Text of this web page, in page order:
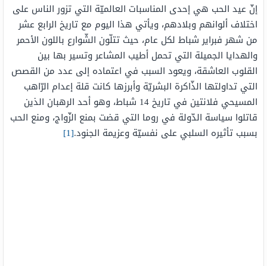
إنّ عيد الحب هي إحدى المناسبات العالميّة التي تزور الناس على
اختلاف ألوانهم وبلادهم، ويأتي هذا اليوم مع تاريخ الرابع عشر
من شهر فبراير شباط لكل عام، حيث تتلّون الشّوارع باللون الأحمر
والهدايا الجميلة التي تحمل أطيب المشاعر وتسير بها بين
القلوب العاشقة، ويعود السبب في اعتماده إلى عدد من القصص
التي تداولتها الذّاكرة البشريّة وأبرزها كانت قلة إعدام الرّاهب
المسيحي فلانتين في تاريخ 14 شباط، وهو أحد الرهبان الذين
قاتلوا سياسة الدّولة في روما التي قضت بمنع الزّواج، ومنع الحب
بسبب تأثيره السلبي على نفسيّة وعزيمة الجنود.[1]